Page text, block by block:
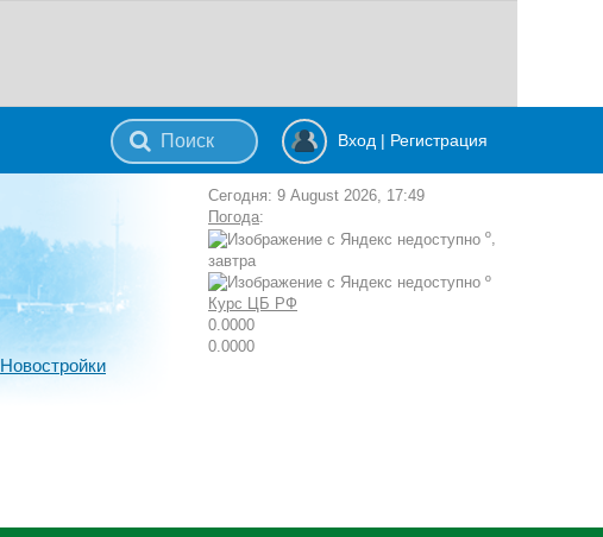
Вход | Регистрация
Сегодня: 9 August 2026, 17:49
Погода:
º,
завтра
º
Курс ЦБ РФ
0.0000
0.0000
Новостройки